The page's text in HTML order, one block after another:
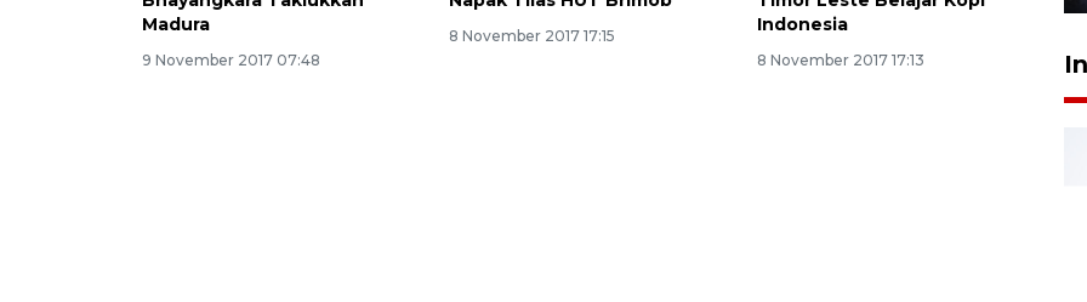
Madura
9 November 2017 07:48
8 November 2017 17:15
Indonesia
8 November 2017 17:13